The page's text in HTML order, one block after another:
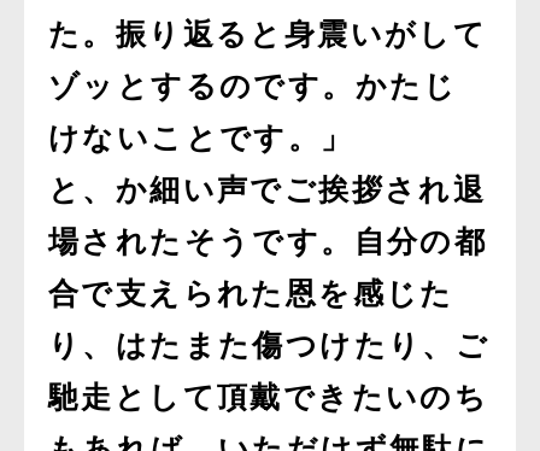
た。振り返ると身震いがして
ゾッとするのです。かたじ
けないことです。」
と、か細い声でご挨拶され退
場されたそうです。自分の都
合で支えられた恩を感じた
り、はたまた傷つけたり、ご
馳走として頂戴できたいのち